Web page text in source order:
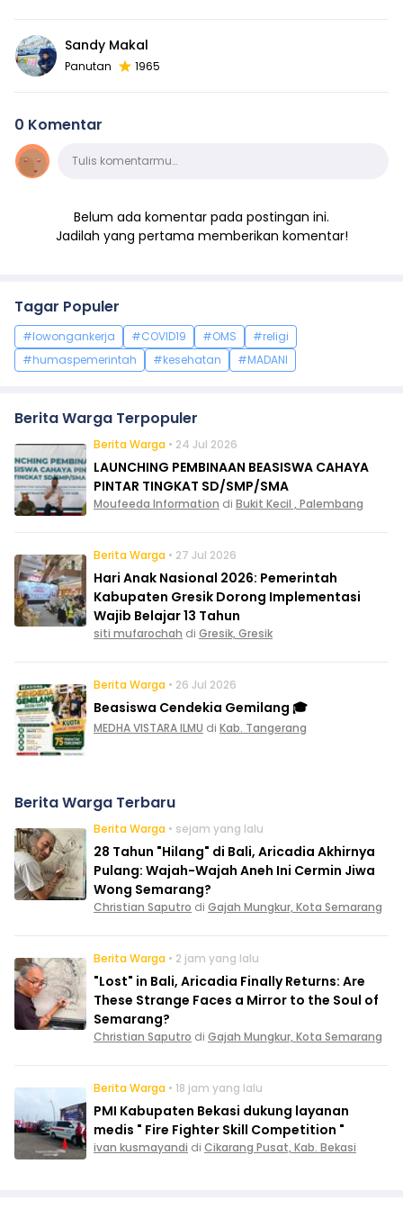
Sandy Makal
Panutan 1965
0 Komentar
KomentarTulis komentarmu…
Belum ada komentar pada postingan ini.
Jadilah yang pertama memberikan komentar!
Tagar Populer
#lowongankerja #COVID19 #OMS
#religi
#humaspemerintah
#kesehatan #MADANI
Berita Warga Terpopuler
Berita Warga • 24 Jul 2026
LAUNCHING PEMBINAAN BEASISWA CAHAYA
PINTAR TINGKAT SD/SMP/SMA
Moufeeda Information di Bukit Kecil , Palembang
Berita Warga • 27 Jul 2026
Hari Anak Nasional 2026: Pemerintah
Kabupaten Gresik Dorong Implementasi
Wajib Belajar 13 Tahun
siti mufarochah di Gresik, Gresik
Berita Warga • 26 Jul 2026
Beasiswa Cendekia Gemilang 🎓
MEDHA VISTARA ILMU di Kab. Tangerang
Berita Warga Terbaru
Berita Warga • sejam yang lalu
28 Tahun "Hilang" di Bali, Aricadia Akhirnya
Pulang: Wajah-Wajah Aneh Ini Cermin Jiwa
Wong Semarang?
Christian Saputro di Gajah Mungkur, Kota Semarang
Berita Warga • 2 jam yang lalu
"Lost" in Bali, Aricadia Finally Returns: Are
These Strange Faces a Mirror to the Soul of
Semarang?
Christian Saputro di Gajah Mungkur, Kota Semarang
Berita Warga • 18 jam yang lalu
PMI Kabupaten Bekasi dukung layanan
medis " Fire Fighter Skill Competition "
ivan kusmayandi di Cikarang Pusat, Kab. Bekasi